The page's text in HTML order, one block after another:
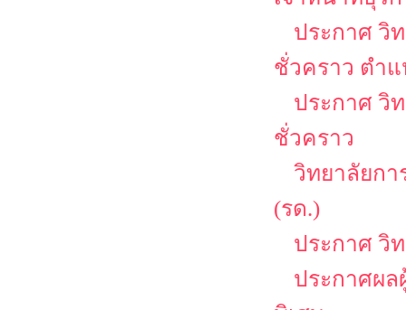
ประกาศ วิ
ชั่วคราว ตำ
ประกาศ วิ
ชั่วคราว
วิทยาลัยก
(รด.)
ประกาศ วิ
ประกาศผ